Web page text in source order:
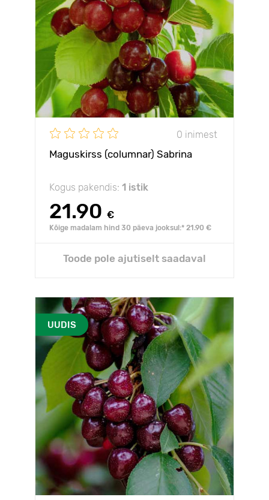
0 inimest
Maguskirss (columnar) Sabrina
Kogus pakendis: 1 istik
21.90 €
Kõige madalam hind 30 päeva jooksul:* 21.90 €
Toode pole ajutiselt saadaval
UUDIS